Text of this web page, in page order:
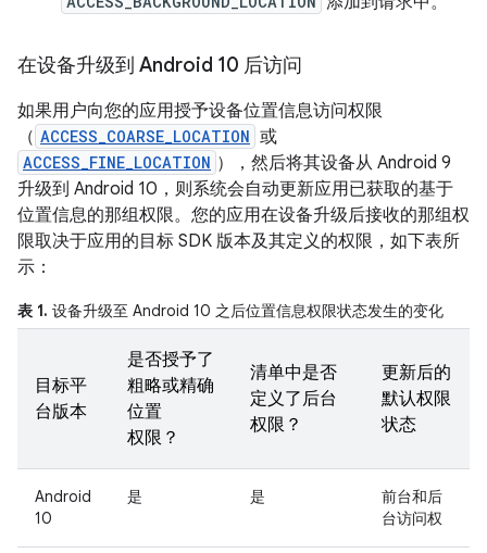
在设备升级到 Android 10 后访问
如果用户向您的应用授予设备位置信息访问权限
（ ACCESS_COARSE_LOCATION 或
ACCESS_FINE_LOCATION ），然后将其设备从 Android 9
升级到 Android 10，则系统会自动更新应用已获取的基于
位置信息的那组权限。您的应用在设备升级后接收的那组权
限取决于应用的目标 SDK 版本及其定义的权限，如下表所
示：
表 1. 设备升级至 Android 10 之后位置信息权限状态发生的变化
目标平
台版本
是否授予了
粗略或精确
位置
权限？
清单中是否
定义了后台
权限？
更新后的
默认权限
状态
Android
10
是 是
前台和后
台访问权